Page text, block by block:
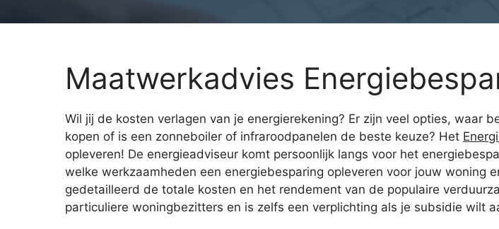
Maatwerkadvies
Wil jij de kosten verlagen van je energierekening? Er zijn veel opties, waar
kopen of is een zonneboiler of infraroodpanelen de beste keuze? Het
opleveren! De energieadviseur komt persoonlijk langs voor het
welke werkzaamheden een energiebesparing opleveren voor jouw woning
gedetailleerd de totale kosten en het rendement van de populaire
particuliere woningbezitters en is zelfs een verplichting als je subsidie wilt